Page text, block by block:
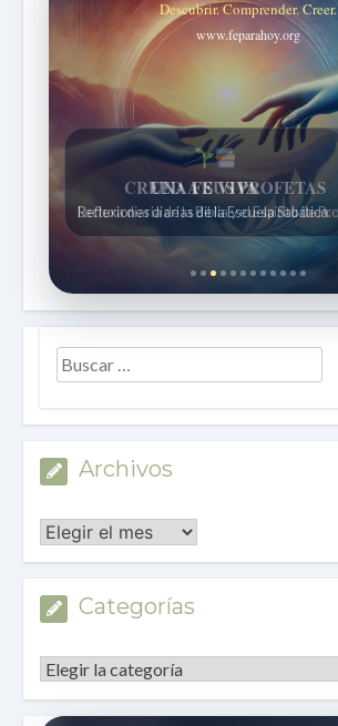
Descubrir. Comprender. Creer.
www.feparahoy.org
UNA FE VIVA
Reflexiones diarias de la Escuela Sabática.
Archivos
Archivos
Categorías
Categorías